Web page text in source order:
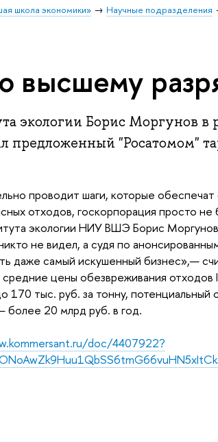
школа экономики» Научные подразделения
высшему
экологии Борис Моргунов в
предложенный "Росатомом"
проводит шаги, которые
отходов, госкорпорация просто не
экологии НИУ ВШЭ Борис
не видел, а судя по
даже самый искушенный бизнес»,—
цены обезвреживания отходов I
170 тыс. руб. за тонну, потенциальный
более 20 млрд руб. в год.
doc/4407922?